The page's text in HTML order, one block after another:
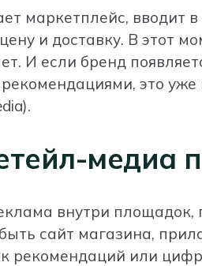
маркетплейс, вводит
и доставку. В этот
И если бренд
это
медиа
внутри площадок,
сайт магазина,
рекомендаций или